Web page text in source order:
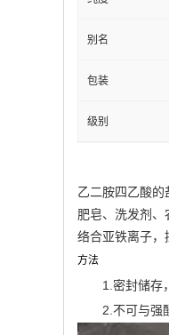
别名
包装
级别
乙二胺四乙酸
肥皂、洗发剂、
络合亚铁离子，
方法
1.密封储存
2.不可与强